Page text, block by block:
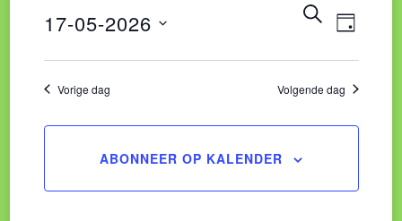
17
mei
2026
ZOEKEN
DAG
17-05-2026
Selecteer
eenVorige dag Volgende dag
ABONNEER OP KALENDER